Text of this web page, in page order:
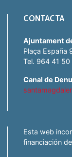
CONTACTA
Ajuntament
Plaça España
Tel. 964 41 50
Canal de
Esta web
financiación